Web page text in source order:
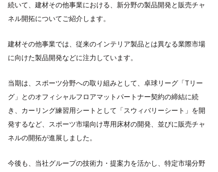
続いて、建材その他事業における、新分野の製品開発と販売チャ
ネル開拓についてご紹介します。
建材その他事業では、従来のインテリア製品とは異なる業際市場
に向けた製品開発などに注力しています。
当期は、スポーツ分野への取り組みとして、卓球リーグ「Tリー
グ」とのオフィシャルフロアマットパートナー契約の締結に続
き、カーリング練習用シートとして「スウィバリーシート」を開
発するなど、スポーツ市場向け専用床材の開発、並びに販売チャ
ネルの開拓が進展しました。
今後も、当社グループの技術力・提案力を活かし、特定市場分野